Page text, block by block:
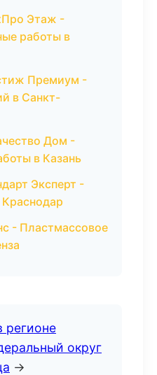
Этаж -
работы в
Премиум -
в Санкт-
Дом -
в Казань
Эксперт -
- Пластмассовое
регионе
округ
→